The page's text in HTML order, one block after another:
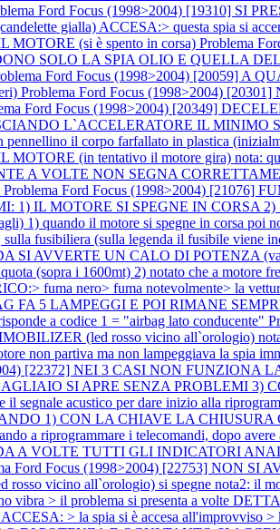
Ford Focus (1998>2004) [19310] SI
gialla) ACCESA:> questa spia si
(si è spento in corsa) Problema
SOLO LA SPIA OLIO E QUELLA
Ford Focus (1998>2004) [20059] A
Problema Ford Focus (1998>2004)
Ford Focus (1998>2004) [20349]
L`ACCELERATORE IL MINIMO
il corpo farfallato in plastica
(in tentativo il motore gira) nota:
A VOLTE NON SEGNA
Problema Ford Focus (1998>2004) [21076]
1) IL MOTORE SI SPEGNE IN CORSA
1) quando il motore si spegne in corsa poi
fusibiliera (sulla legenda il fusibile viene
SI AVVERTE UN CALO DI
(sopra i 1600mt) 2) notato che a motore
fuma nero> fuma notevolmente> la
FA 5 LAMPEGGI E POI RIMANE
a codice 1 = "airbag lato conducente"
(led rosso vicino all`orologio) nota:
non partiva ma non lampeggiava la spia
[22372] NEI 3 CASI NON
SI APRE SENZA PROBLEMI 3)
il segnale acustico per dare inizio alla
1) CON LA CHIAVE LA
a riprogrammare i telecomandi, dopo
A VOLTE TUTTI GLI INDICATORI
Ford Focus (1998>2004) [22753] NON SI
vicino all`orologio) si spegne nota2: il
vibra > il problema si presenta a volte
> la spia si è accesa all'improvviso >